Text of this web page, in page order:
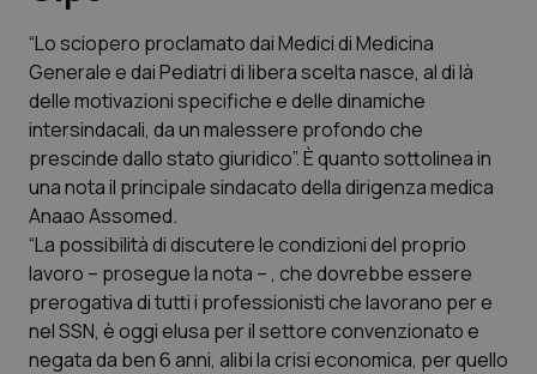
Scienza e Farmaci
Studi e Analisi
Lettere al direttore
Edizioni Regionali
QS Pro
“Lo sciopero proclamato dai Medici di Medicina
Generale e dai Pediatri di libera scelta nasce, al di là
delle motivazioni specifiche e delle dinamiche
intersindacali, da un malessere profondo che
prescinde dallo stato giuridico”. È quanto sottolinea in
una nota il principale sindacato della dirigenza medica
Anaao Assomed.
“La possibilità di discutere le condizioni del proprio
lavoro – prosegue la nota – , che dovrebbe essere
prerogativa di tutti i professionisti che lavorano per e
nel SSN, è oggi elusa per il settore convenzionato e
negata da ben 6 anni, alibi la crisi economica, per quello